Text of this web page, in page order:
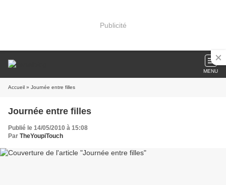
Publicité
MENU
Accueil » Journée entre filles
Journée entre filles
Publié le 14/05/2010 à 15:08
Par TheYoupiTouch